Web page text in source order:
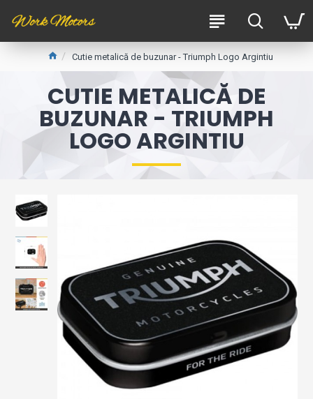
Cutie metalică de buzunar - Triumph Logo Argintiu
CUTIE METALICĂ DE
BUZUNAR - TRIUMPH
LOGO ARGINTIU